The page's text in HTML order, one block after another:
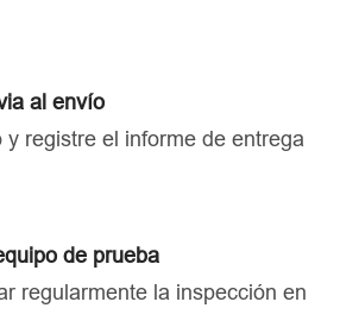
al envío
y registre el informe de entrega
de prueba
regularmente la inspección en